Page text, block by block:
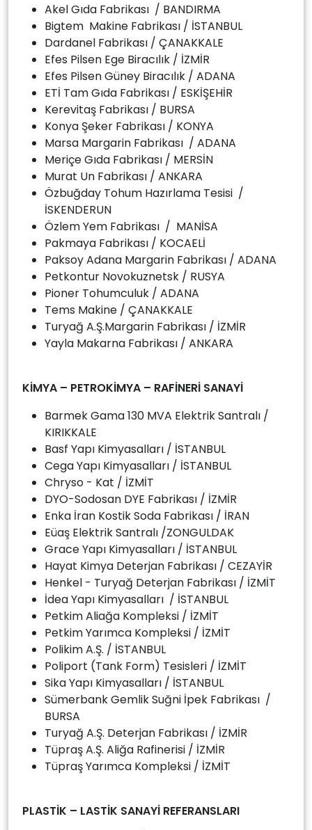
Akel Gıda Fabrikası / BANDIRMA
Bigtem Makine Fabrikası / İSTANBUL
Dardanel Fabrikası / ÇANAKKALE
Efes Pilsen Ege Biracılık / İZMİR
Efes Pilsen Güney Biracılık / ADANA
ETİ Tam Gıda Fabrikası / ESKİŞEHİR
Kerevitaş Fabrikası / BURSA
Konya Şeker Fabrikası / KONYA
Marsa Margarin Fabrikası / ADANA
Meriçe Gıda Fabrikası / MERSİN
Murat Un Fabrikası / ANKARA
Özbuğday Tohum Hazırlama Tesisi /
İSKENDERUN
Özlem Yem Fabrikası / MANİSA
Pakmaya Fabrikası / KOCAELİ
Paksoy Adana Margarin Fabrikası / ADANA
Petkontur Novokuznetsk / RUSYA
Pioner Tohumculuk / ADANA
Tems Makine / ÇANAKKALE
Turyağ A.Ş.Margarin Fabrikası / İZMİR
Yayla Makarna Fabrikası / ANKARA
KİMYA – PETROKİMYA – RAFİNERİ SANAYİ
Barmek Gama 130 MVA Elektrik Santralı /
KIRIKKALE
Basf Yapı Kimyasalları / İSTANBUL
Cega Yapı Kimyasalları / İSTANBUL
Chryso - Kat / İZMİT
DYO-Sodosan DYE Fabrikası / İZMİR
Enka İran Kostik Soda Fabrikası / İRAN
Eüaş Elektrik Santralı /ZONGULDAK
Grace Yapı Kimyasalları / İSTANBUL
Hayat Kimya Deterjan Fabrikası / CEZAYİR
Henkel - Turyağ Deterjan Fabrikası / İZMİT
İdea Yapı Kimyasalları / İSTANBUL
Petkim Aliağa Kompleksi / İZMİT
Petkim Yarımca Kompleksi / İZMİT
Polikim A.Ş. / İSTANBUL
Poliport (Tank Form) Tesisleri / İZMİT
Sika Yapı Kimyasalları / İSTANBUL
Sümerbank Gemlik Suğni İpek Fabrikası /
BURSA
Turyağ A.Ş. Deterjan Fabrikası / İZMİR
Tüpraş A.Ş. Aliğa Rafinerisi / İZMİR
Tüpraş Yarımca Kompleksi / İZMİT
PLASTİK – LASTİK SANAYİ REFERANSLARI